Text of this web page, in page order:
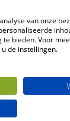
van onze
bieden. Voor
de instellingen.